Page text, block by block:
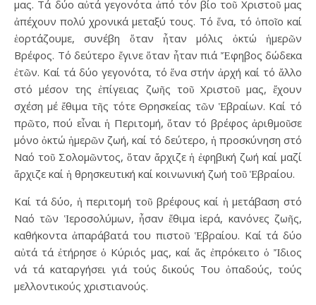
μας. Τά δύο αὐτά γεγονότα ἀπό τόν βίο τοῦ Χριστοῦ μας
ἀπέχουν πολύ χρονικά μεταξύ τους. Τό ἕνα, τό ὁποῖο καί
ἑορτάζουμε, συνέβη ὅταν ἦταν μόλις ὀκτώ ἡμερῶν
Βρέφος. Τό δεύτερο ἔγινε ὅταν ἦταν πιά Ἔφηβος δώδεκα
ἐτῶν. Καί τά δύο γεγονότα, τό ἕνα στήν ἀρχή καί τό ἄλλο
στό μέσον της ἐπίγειας ζωῆς τοῦ Χριστοῦ μας, ἔχουν
σχέση μέ ἔθιμα τῆς τότε Θρησκείας τῶν Ἑβραίων. Καί τό
πρῶτο, πού εἶναι ἡ Περιτομή, ὅταν τό βρέφος ἀριθμοῦσε
μόνο ὀκτώ ἡμερῶν ζωή, καί τό δεύτερο, ἡ προσκύνηση στό
Ναό τοῦ Σολομῶντος, ὅταν ἄρχιζε ἡ ἐφηβική ζωή καί μαζί
ἄρχιζε καί ἡ θρησκευτική καί κοινωνική ζωή τοῦ Ἑβραίου.
Καί τά δύο, ἡ περιτομή τοῦ βρέφους καί ἡ μετάβαση στό
Ναό τῶν Ἱεροσολύμων, ἦσαν ἔθιμα ἱερά, κανόνες ζωῆς,
καθήκοντα ἀπαράβατά του πιστοῦ Ἑβραίου. Καί τά δύο
αὐτά τά ἐτήρησε ὁ Κύριός μας, καί ἄς ἐπρόκειτο ὁ Ἴδιος
νά τά καταργήσει γιά τούς δικούς Του ὀπαδούς, τούς
μελλοντικούς χριστιανούς.